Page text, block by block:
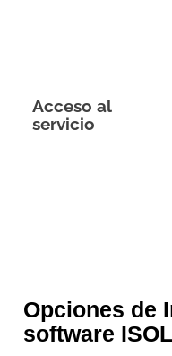
Acceso al
servicio
Opciones de
software